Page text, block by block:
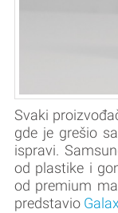
Svaki
gde je grešio
ispravi.
od plastike i
od premium
predstavio